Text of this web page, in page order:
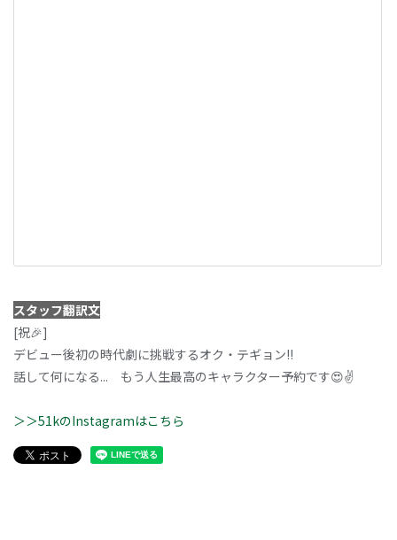
スタッフ翻訳文
[祝🎉]
デビュー後初の時代劇に挑戦するオク・テギョン!!
話して何になる... もう人生最高のキャラクター予約です😍✌️
＞＞51kのInstagramはこちら